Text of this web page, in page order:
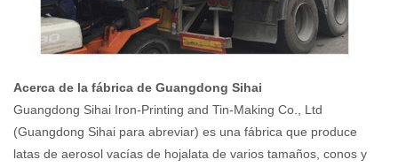
Acerca de la fábrica de Guangdong Sihai
Guangdong Sihai Iron-Printing and Tin-Making Co., Ltd
(Guangdong Sihai para abreviar) es una fábrica que produce
latas de aerosol vacías de hojalata de varios tamaños, conos y